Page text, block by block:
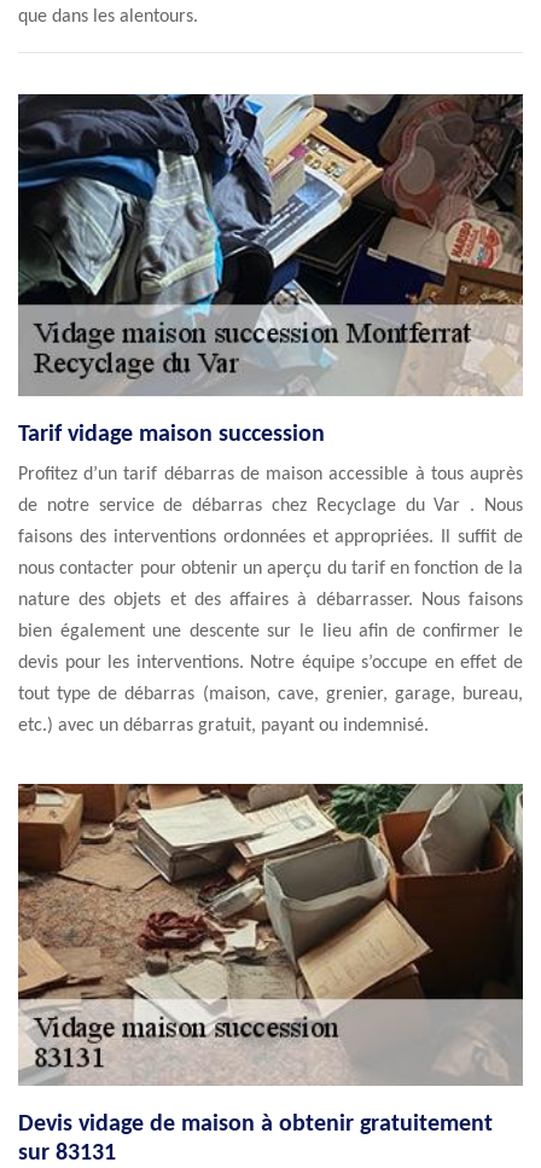
que dans les alentours.
Tarif vidage maison succession
Profitez d’un tarif débarras de maison accessible à tous auprès
de notre service de débarras chez Recyclage du Var . Nous
faisons des interventions ordonnées et appropriées. Il suffit de
nous contacter pour obtenir un aperçu du tarif en fonction de la
nature des objets et des affaires à débarrasser. Nous faisons
bien également une descente sur le lieu afin de confirmer le
devis pour les interventions. Notre équipe s’occupe en effet de
tout type de débarras (maison, cave, grenier, garage, bureau,
etc.) avec un débarras gratuit, payant ou indemnisé.
Devis vidage de maison à obtenir gratuitement
sur 83131